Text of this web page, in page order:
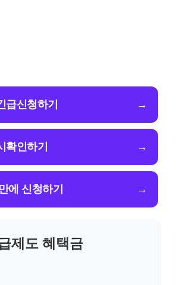
급신청하기 →
확인하기 →
에 신청하기 →
제도 혜택금